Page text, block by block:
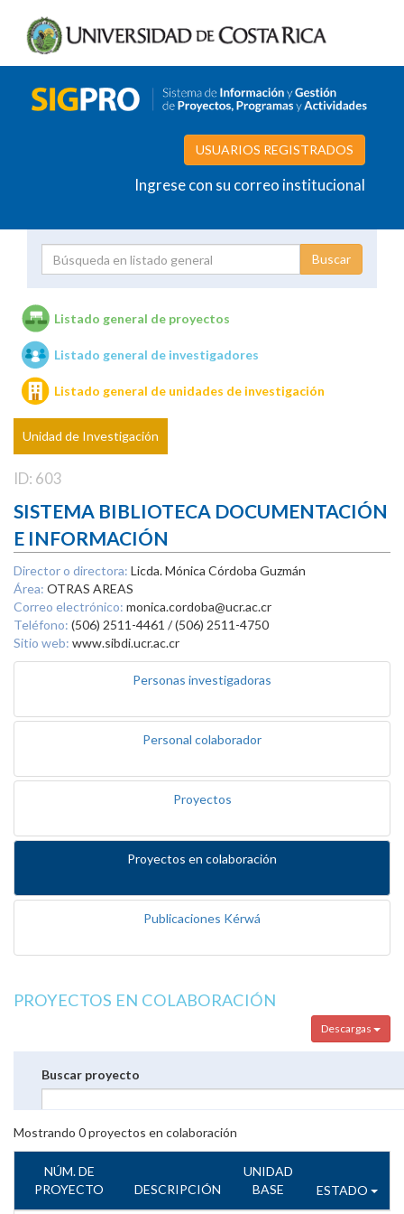
USUARIOS REGISTRADOS
Ingrese con su correo institucional
Unidades de investigación
Listado general de proyectos
Listado general de investigadores
Listado general de unidades de investigación
Unidad de Investigación
ID: 603
SISTEMA BIBLIOTECA DOCUMENTACIÓN
E INFORMACIÓN
Director o directora: Licda. Mónica Córdoba Guzmán
Área: OTRAS AREAS
Correo electrónico: monica.cordoba@ucr.ac.cr
Teléfono: (506) 2511-4461 / (506) 2511-4750
Sitio web: www.sibdi.ucr.ac.cr
Personas investigadoras
Personal colaborador
Proyectos
Proyectos en colaboración
Publicaciones Kérwá
PROYECTOS EN COLABORACIÓN
Descargas
Buscar proyecto
Mostrando 0proyectos en colaboración
NÚM. DE
PROYECTO
DESCRIPCIÓN
UNIDAD
BASE
ESTADO